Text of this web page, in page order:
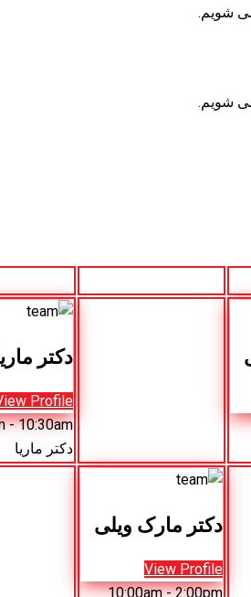
شویم.
شویم.
دکتر
Profile
- 10:30am
دکتر ماریا
دکتر مارک ویلی
View Profile
10:00am - 2:00pm